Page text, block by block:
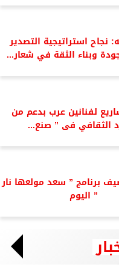
نجاح استراتيجية التصدير
وبناء الثقة في شعار...
لفنانين عرب بدعم من
الثقافي فى ” صنع...
برنامج ” سعد مولعها نار
” اليوم